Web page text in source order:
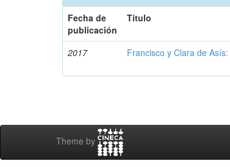
Fecha de
publicación
Título
2017 Francisco y Clara de
Theme by